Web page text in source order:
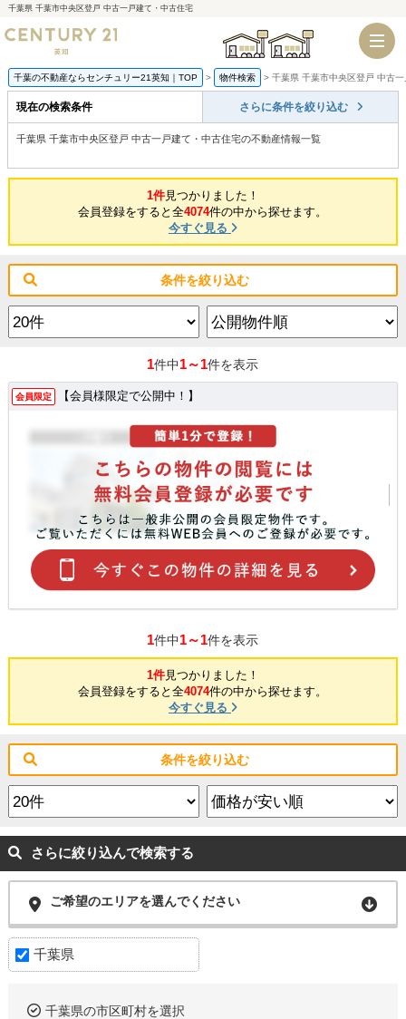
千葉県 千葉市中央区登戸 中古一戸建て・中古住宅
千葉店 船橋店
千葉の不動産ならセンチュリー21英知｜TOP 物件検索 千葉県 千葉市中央区登戸 中古
現在の検索条件 さらに条件を絞り込む
千葉県 千葉市中央区登戸 中古一戸建て・中古住宅の不動産情報一覧
1件見つかりました！
会員登録をすると全4074件の中から探せます。
今すぐ見る
条件を絞り込む
1件中1～1件を表示
会員限定 【会員様限定で公開中！】
1件中1～1件を表示
1件見つかりました！
会員登録をすると全4074件の中から探せます。
今すぐ見る
条件を絞り込む
さらに絞り込んで検索する
ご希望のエリアを選んでください
千葉県
千葉県の市区町村を選択